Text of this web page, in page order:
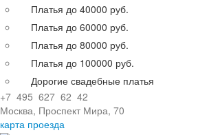
Платья до 40000 руб.
Платья до 60000 руб.
Платья до 80000 руб.
Платья до 100000 руб.
Дорогие свадебные платья
+7 495 627 62 42
Москва, Проспект Мира, 70
карта проезда